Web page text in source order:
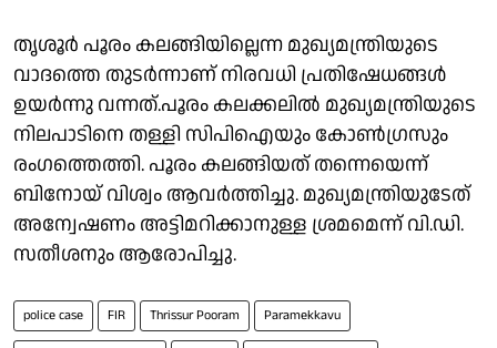
തൃശൂർ പൂരം കലങ്ങിയില്ലെന്ന മുഖ്യമന്ത്രിയുടെ
വാദത്തെ തുടർന്നാണ് നിരവധി പ്രതിഷേധങ്ങൾ
ഉയർന്നു വന്നത്.പൂരം കലക്കലിൽ മുഖ്യമന്ത്രിയുടെ
നിലപാടിനെ തള്ളി സിപിഐയും കോൺഗ്രസും
രംഗത്തെത്തി. പൂരം കലങ്ങിയത് തന്നെയെന്ന്
ബിനോയ് വിശ്വം ആവർത്തിച്ചു. മുഖ്യമന്ത്രിയുടേത്
അന്വേഷണം അട്ടിമറിക്കാനുള്ള ശ്രമമെന്ന് വി.ഡി.
സതീശനും ആരോപിച്ചു.
police case FIR Thrissur Pooram Paramekkavu